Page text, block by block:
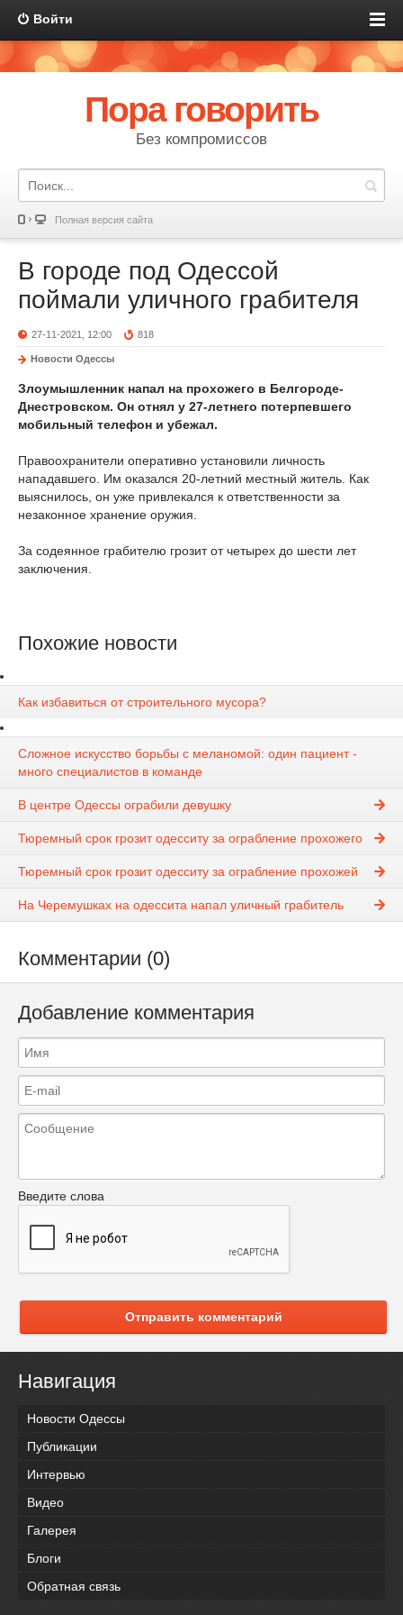
Войти
Пора говорить
Без компромиссов
Полная версия сайта
В городе под Одессой
поймали уличного грабителя
27-11-2021, 12:00 818
Новости Одессы
Злоумышленник напал на прохожего в Белгороде-
Днестровском. Он отнял у 27-летнего потерпевшего
мобильный телефон и убежал.
Правоохранители оперативно установили личность
нападавшего. Им оказался 20-летний местный житель. Как
выяснилось, он уже привлекался к ответственности за
незаконное хранение оружия.
За содеянное грабителю грозит от четырех до шести лет
заключения.
Похожие новости
Как избавиться от строительного мусора?
Сложное искусство борьбы с меланомой: один пациент -
много специалистов в команде
В центре Одессы ограбили девушку
Тюремный срок грозит одесситу за ограбление прохожего
Тюремный срок грозит одесситу за ограбление прохожей
На Черемушках на одессита напал уличный грабитель
Комментарии (0)
Добавление комментария
Введите слова
Отправить комментарий
Навигация
Новости Одессы
Публикации
Интервью
Видео
Галерея
Блоги
Обратная связь